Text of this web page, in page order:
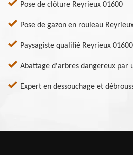
Pose de clôture Reyrieux 01600
Pose de gazon en rouleau
Paysagiste qualifié Reyrieux 01600
Abattage d'arbres dangereux par
Expert en dessouchage et